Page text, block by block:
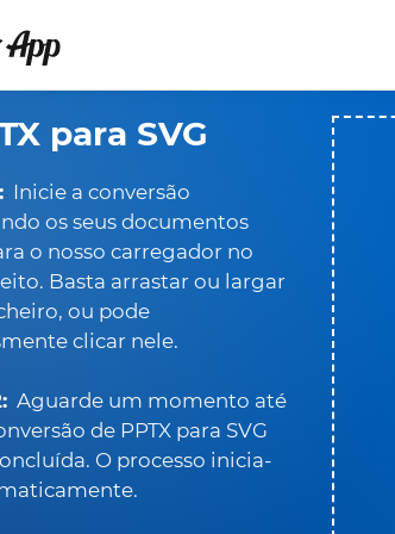
para SVG
Inicie a conversão
os seus documentos
o nosso carregador no
Basta arrastar ou largar
ou pode
clicar nele.
Aguarde um momento até
de PPTX para SVG
O processo inicia-